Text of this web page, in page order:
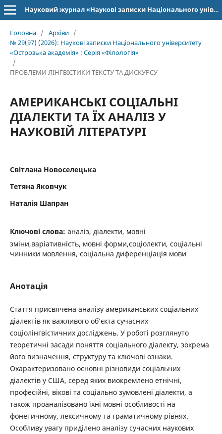
Науковий журнал «Наукові записки Національного університету «Острозька академія»: серія «Філологія»
Головна / Архіви /
№ 29(97) (2026): Наукові записки Національного університету
«Острозька академія» : Серія «Філологія»
/
ПРОБЛЕМИ ЛІНГВІСТИКИ ТЕКСТУ ТА ДИСКУРСУ
АМЕРИКАНСЬКІ СОЦІАЛЬНІ
ДІАЛЕКТИ ТА ЇХ АНАЛІЗ У
НАУКОВІЙ ЛІТЕРАТУРІ
Світлана Новоселецька
Тетяна Яковчук
Наталія Шапран
Ключові слова: аналіз, діалекти, мовні
зміни,варіативність, мовні форми,соціолекти, соціальні
чинники мовлення, соціальна диференціація мови
Анотація
Стаття присвячена аналізу американських соціальних
діалектів як важливого об’єкта сучасних
соціолінгвістичних досліджень. У роботі розглянуто
теоретичні засади поняття соціального діалекту, зокрема
його визначення, структуру та ключові ознаки.
Охарактеризовано основні різновиди соціальних
діалектів у США, серед яких виокремлено етнічні,
професійні, вікові та соціально зумовлені діалекти, а
також проаналізовано їхні мовні особливості на
фонетичному, лексичному та граматичному рівнях.
Особливу увагу приділено аналізу сучасних наукових